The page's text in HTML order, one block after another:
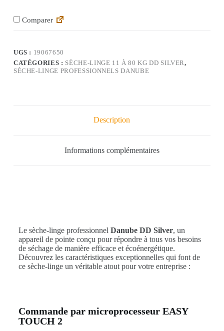
Comparer
UGS : 19067650
CATÉGORIES : SÈCHE-LINGE 11 À 80 KG DD SILVER,
SÈCHE-LINGE PROFESSIONNELS DANUBE
Description
Informations complémentaires
Le sèche-linge professionnel Danube DD Silver, un
appareil de pointe conçu pour répondre à tous vos besoins
de séchage de manière efficace et écoénergétique.
Découvrez les caractéristiques exceptionnelles qui font de
ce sèche-linge un véritable atout pour votre entreprise :
Commande par microprocesseur EASY
TOUCH 2